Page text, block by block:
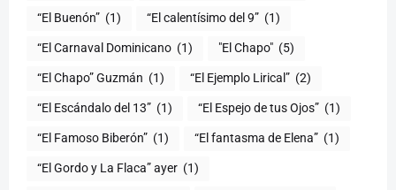
“El Buenón” (1) “El calentísimo del 9” (1)
“El Carnaval Dominicano (1) "El Chapo" (5)
“El Chapo” Guzmán (1) “El Ejemplo Lirical” (2)
“El Escándalo del 13” (1) “El Espejo de tus Ojos” (1)
“El Famoso Biberón” (1) “El fantasma de Elena” (1)
“El Gordo y La Flaca” ayer (1)